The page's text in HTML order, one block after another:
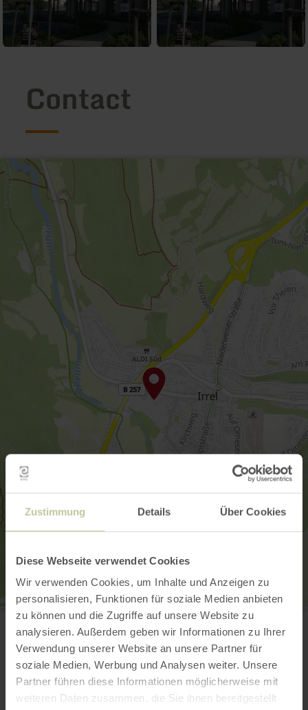
Zustimmung Details Über Cookies
Diese Webseite verwendet Cookies
Wir verwenden Cookies, um Inhalte und Anzeigen zu
personalisieren, Funktionen für soziale Medien anbieten
zu können und die Zugriffe auf unsere Website zu
analysieren. Außerdem geben wir Informationen zu Ihrer
Verwendung unserer Website an unsere Partner für
soziale Medien, Werbung und Analysen weiter. Unsere
Partner führen diese Informationen möglicherweise mit
weiteren Daten zusammen, die Sie ihnen bereitgestellt
Contact
Tourist Information Irrel
Niederweiser Straße 31
54666 Irrel
(0049)(0)6525-933 930
E-mail
Planifier votre arrivée
Afficher sur la carte